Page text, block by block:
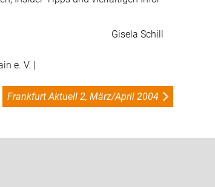
Gisela Schill
e. V. |
Frankfurt Aktuell 2, März/April 2004